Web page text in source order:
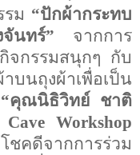
ม “ปักผ้ากระทบ
จันทร์” จากการ
จกรรมสนุกๆ กับ
บนถุงผ้าเพื่อเป็น
“คุณนิธิวิทย์ ชาติ
Cave Workshop
ชคดีจากการร่วม